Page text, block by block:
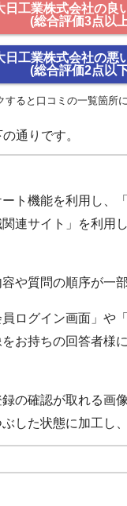
日工業株式会社の良
(総合評価3点以
日工業株式会社の悪
(総合評価2点以
すると口コミの一覧箇所
通りです。
ト機能を利用し、
連サイト」を利用
や質問の順序が一
ログイン画面」や
お持ちの回答者様
の確認が取れる画
した状態に加工し